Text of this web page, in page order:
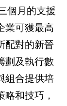
個月的支援
業可獲最高
配對的新晉
劃及執行數
組合提供培
和技巧，